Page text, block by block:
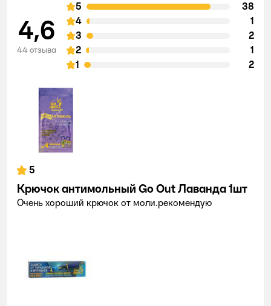
4,6
44 отзыва
5
38
4
1
3
2
2
1
1
2
5
Крючок антимольный Go Out Лаванда 1шт
Очень хороший крючок от моли.рекомендую